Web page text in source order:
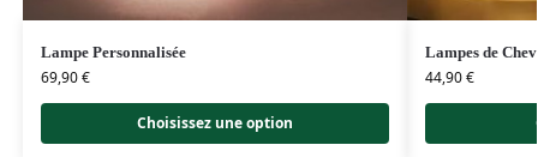
Lampe Personnalisée
69,90€
Choisissez une option
Lampes de
44,90€